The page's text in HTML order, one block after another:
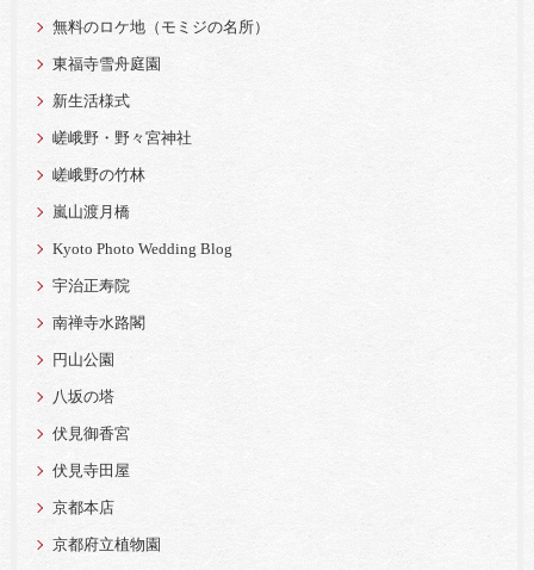
無料のロケ地（モミジの名所）
東福寺雪舟庭園
新生活様式
嵯峨野・野々宮神社
嵯峨野の竹林
嵐山渡月橋
Kyoto Photo Wedding Blog
宇治正寿院
南禅寺水路閣
円山公園
八坂の塔
伏見御香宮
伏見寺田屋
京都本店
京都府立植物園